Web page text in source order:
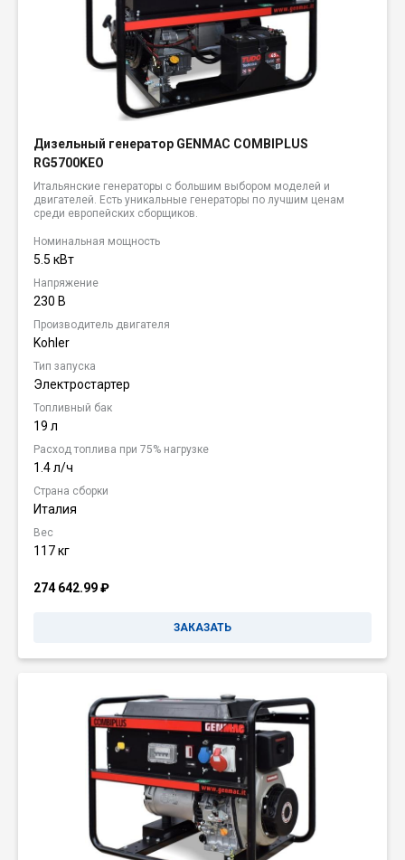
Дизельный генератор GENMAC COMBIPLUS
RG5700KEO
Итальянские генераторы с большим выбором моделей и
двигателей. Есть уникальные генераторы по лучшим ценам
среди европейских сборщиков.
Номинальная мощность
5.5 кВт
Напряжение
230 В
Производитель двигателя
Kohler
Тип запуска
Электростартер
Топливный бак
19 л
Расход топлива при 75% нагрузке
1.4 л/ч
Страна сборки
Италия
Вес
117 кг
274 642.99₽
ЗАКАЗАТЬ